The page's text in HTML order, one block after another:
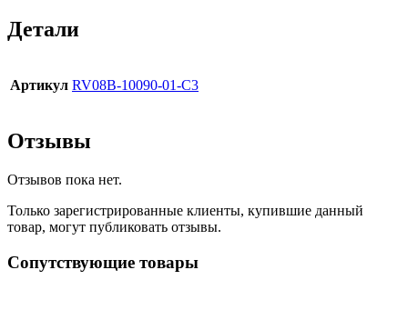
Детали
Артикул RV08B-10090-01-C3
Отзывы
Отзывов пока нет.
Только зарегистрированные клиенты, купившие данный
товар, могут публиковать отзывы.
Сопутствующие товары